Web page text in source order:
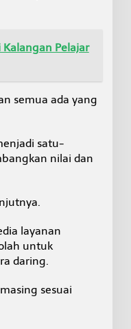
Pelajar
semua ada yang
satu-
nilai dan
layanan
untuk
daring.
sesuai